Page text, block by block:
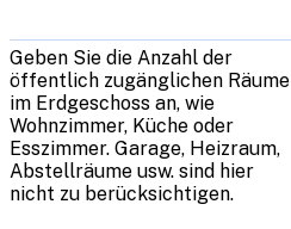
Geben Sie die Anzahl der
öffentlich zugänglichen Räume
im Erdgeschoss an, wie
Wohnzimmer, Küche oder
Esszimmer. Garage, Heizraum,
Abstellräume usw. sind hier
nicht zu berücksichtigen.